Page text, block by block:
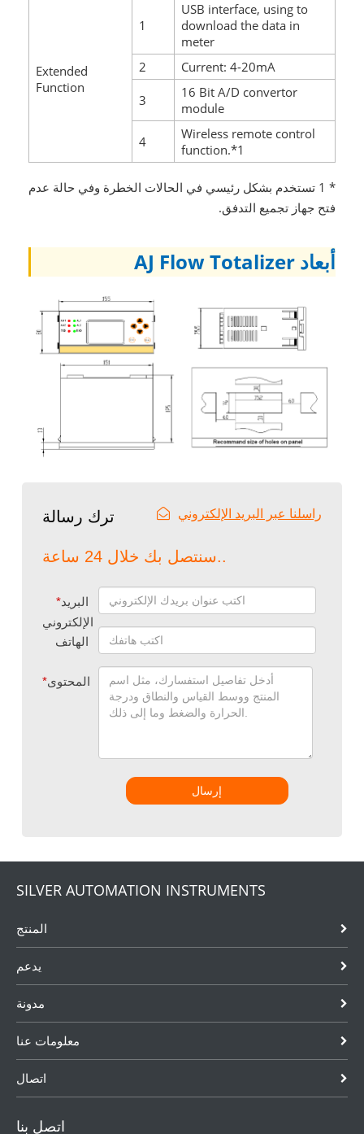
Extended
Function
1
USB interface, using to
download the data in
meter
2
Current: 4-20mA
3
16 Bit A/D convertor
module
4
Wireless remote control
function.*1
* 1 تستخدم بشكل رئيسي في الحالات الخطرة وفي حالة عدم
فتح جهاز تجميع التدفق.
أبعاد AJ Flow Totalizer
ترك رسالة راسلنا عبر البريد الإلكتروني
سنتصل بك خلال 24 ساعة..
*البريد
الإلكتروني
الهاتف
*المحتوى
إرسال
SILVER AUTOMATION INSTRUMENTS
المنتج
يدعم
مدونة
معلومات عنا
اتصال
اتصل بنا